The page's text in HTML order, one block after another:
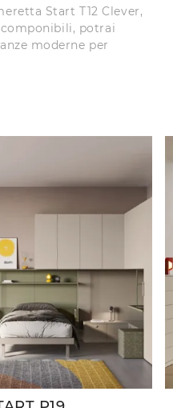
Start T12 Clever,
potrai
moderne per